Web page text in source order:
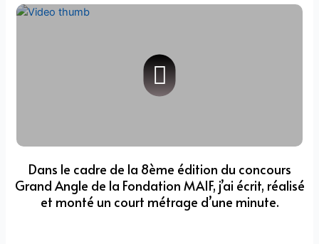
Dans le cadre de la 8ème édition du concours
Grand Angle de la Fondation MAIF, j’ai écrit, réalisé
et monté un court métrage d’une minute.